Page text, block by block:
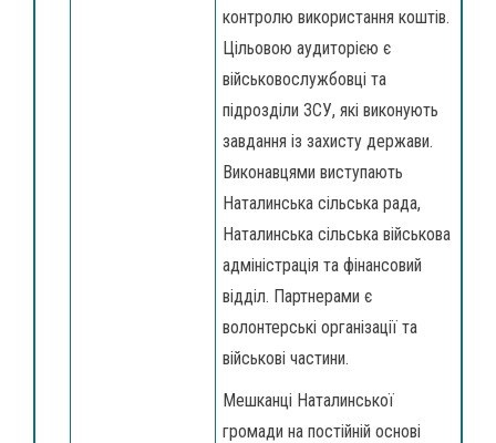
контролю використання коштів.
Цільовою аудиторією є
військовослужбовці та
підрозділи ЗСУ, які виконують
завдання із захисту держави.
Виконавцями виступають
Наталинська сільська рада,
Наталинська сільська військова
адміністрація та фінансовий
відділ. Партнерами є
волонтерські організації та
військові частини.
Мешканці Наталинської
громади на постійній основі